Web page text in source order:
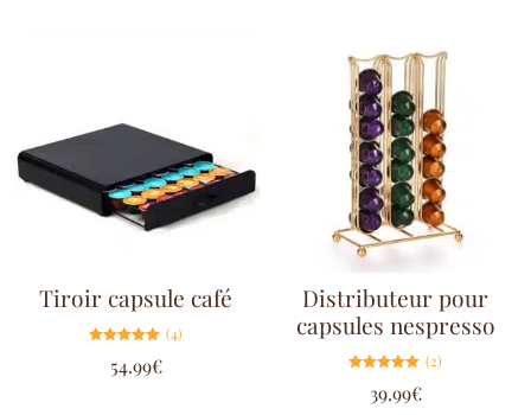
Tiroir capsule café
5.00
sur 5
(4)
54.99€
Distributeur pour
capsules nespresso
5.00
sur 5
(2)
39.99€